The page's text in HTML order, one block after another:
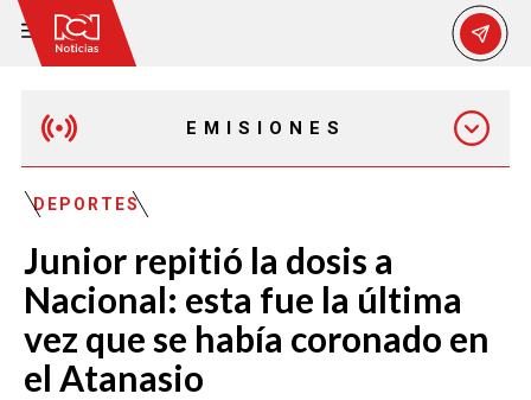
EMISIONES
EMISIÓN 12:30 PM
EMISIÓN 7:00 PM
DEPORTES
Junior repitió la dosis a
Nacional: esta fue la última
vez que se había coronado en
el Atanasio